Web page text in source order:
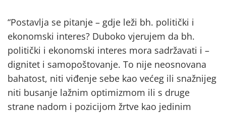
“Postavlja se pitanje – gdje leži bh. politički i
ekonomski interes? Duboko vjerujem da bh.
politički i ekonomski interes mora sadržavati i –
dignitet i samopoštovanje. To nije neosnovana
bahatost, niti viđenje sebe kao većeg ili snažnijeg
niti busanje lažnim optimizmom ili s druge
strane nadom i pozicijom žrtve kao jedinim